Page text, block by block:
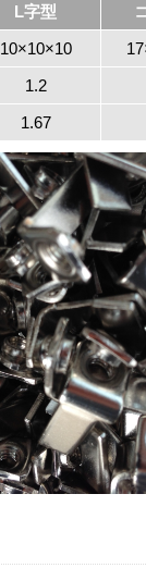
L字型
10×10×10
1.2
1.67